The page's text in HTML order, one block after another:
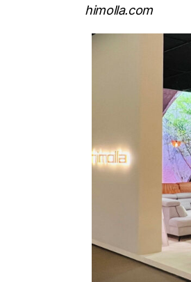
himolla.com